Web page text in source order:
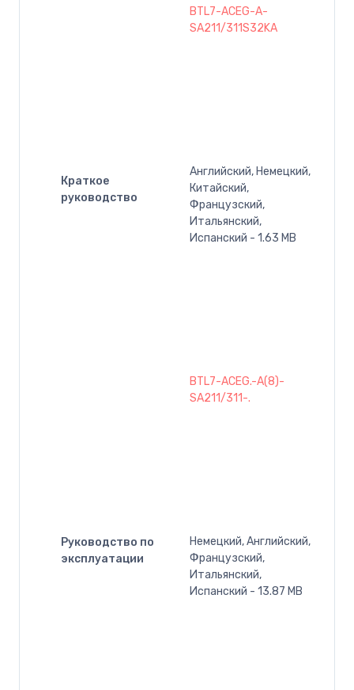
Краткое
руководство
BTL7-ACEG-A-
SA211/311S32KA
Английский, Немецкий,
Китайский,
Французский,
Итальянский,
Испанский - 1.63 MB
Руководство по
эксплуатации
BTL7-ACEG.-A(8)-
SA211/311-.
Немецкий, Английский,
Французский,
Итальянский,
Испанский - 13.87 MB